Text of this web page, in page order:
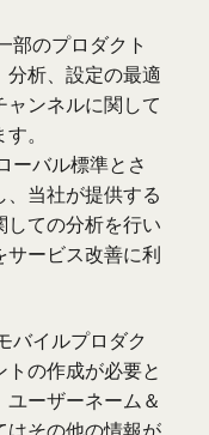
部のプロダクト
析、設定の最適
ンネルに関して
。
ーバル標準とさ
当社が提供する
ての分析を行い
サービス改善に利
バイルプロダク
トの作成が必要と
ーザーネーム＆